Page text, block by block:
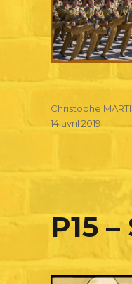
Christophe
14 avril 2019
P15